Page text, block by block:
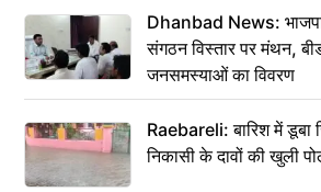
Dhanbad News: भाजपा
संगठन विस्तार पर मंथन,
जनसमस्याओं का विवरण
Raebareli: बारिश में
निकासी के दावों की खुली